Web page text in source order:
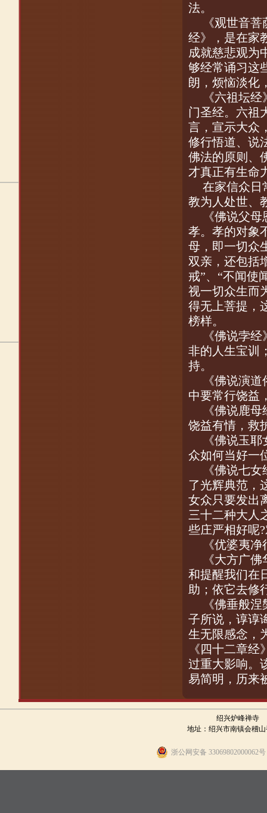
法。
《观世音
经》，是在家
成就慈悲观为
够经常诵习这
朗，烦恼淡化
《六祖坛
门圣经。六祖
言，宣示大众
修行悟道、说
佛法的原则、
才真正有生命
在家信众日
教为人处世、
《佛说父
孝。孝的对象
母，即一切众
双亲，还包括
戒”、“不闻使
视一切众生而
得无上菩提，
榜样。
《佛说孛
非的人生宝训
持。
《佛说演
中要常行饶益
《佛说鹿
饶益有情，救
《佛说玉
众如何当好一
《佛说七
了光辉典范，
女众只要发出
三十二种大人
些庄严相好呢?
《优婆夷
《大方广
和提醒我们在
助；依它去修
《佛垂般
子所说，谆谆
生无限感念，
《四十二章
过重大影响。
易简明，历来
绍兴炉峰禅寺
地址：绍兴市南镇会稽
浙公网安备 33069802000062